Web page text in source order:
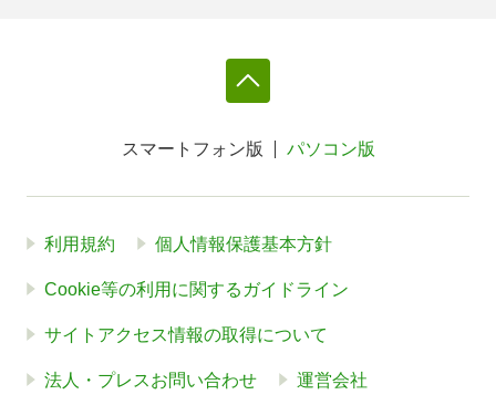
スマートフォン版 パソコン版
利用規約 個人情報保護基本方針
Cookie等の利用に関するガイドライン
サイトアクセス情報の取得について
法人・プレスお問い合わせ 運営会社